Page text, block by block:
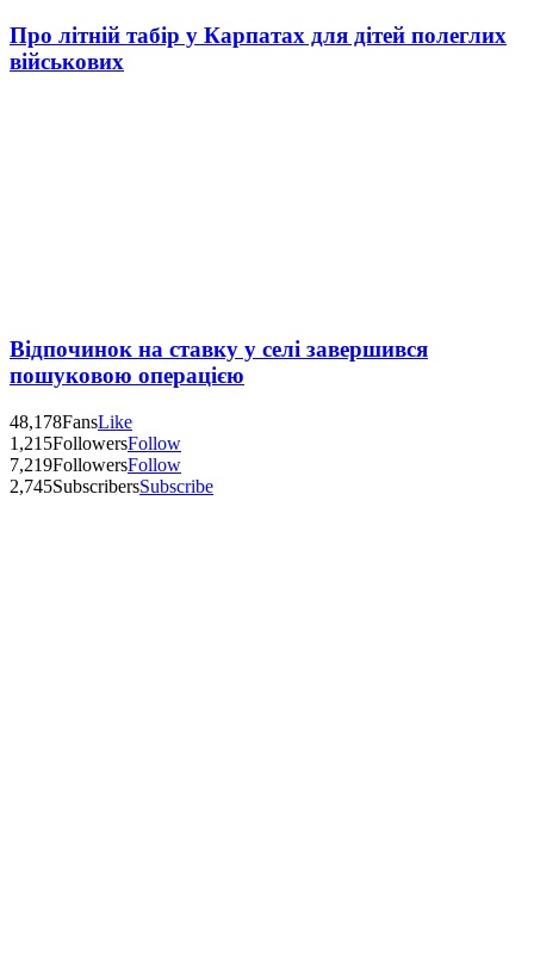
Про літній табір у Карпатах для дітей полеглих
військових
Відпочинок на ставку у селі завершився
пошуковою операцією
48,178FansLike
1,215FollowersFollow
7,219FollowersFollow
2,745SubscribersSubscribe